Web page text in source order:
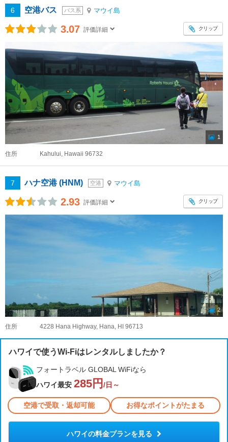
6 空港バス バス系 マウイ島
3.07 評価詳細 クリップ
1
住所 Kahului, Hawaii 96732
7 ハナ空港 (HNM) 空港 マウイ島
2.93 評価詳細 クリップ
2
住所 4228 Hana Highway, Hana, HI 96713
ハワイで使うWi-Fiはレンタルしましたか？
フォートラベル GLOBAL WiFiなら
ハワイ最安 285円 /日～
空港で受取・返却可能 お得なポイントがたまる
ハワイの料金プランを見る